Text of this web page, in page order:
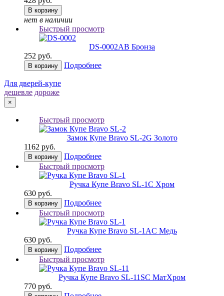
В корзину
нет в наличии
Быстрый просмотр
DS-0002AB Бронза
252 руб.
В корзину Подробнее
Для дверей-купе
дешевле дороже
×
Быстрый просмотр
Замок Купе Bravo SL-2G Золото
1162 руб.
В корзину
Подробнее
Быстрый просмотр
Ручка Купе Bravo SL-1C Хром
630 руб.
В корзину
Подробнее
Быстрый просмотр
Ручка Купе Bravo SL-1 AC Медь
630 руб.
В корзину
Подробнее
Быстрый просмотр
Ручка Купе Bravo SL-11 SC МатХром
770 руб.